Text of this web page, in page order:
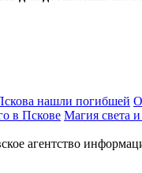
нашли погибшей
в Пскове Магия света
агентство